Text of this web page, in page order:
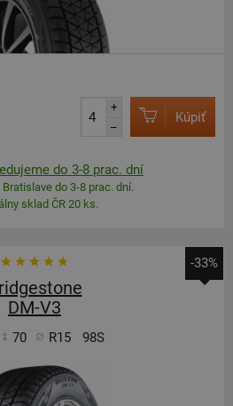
+
–
Kúpiť
do 3-8 prac. dní
Bratislave do 3-8 prac. dní.
sklad ČR 20 ks.
-33%
DM-V3
70 R15 98S